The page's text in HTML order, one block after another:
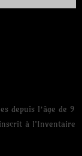
depuis l’âge de 9
à l'Inventaire